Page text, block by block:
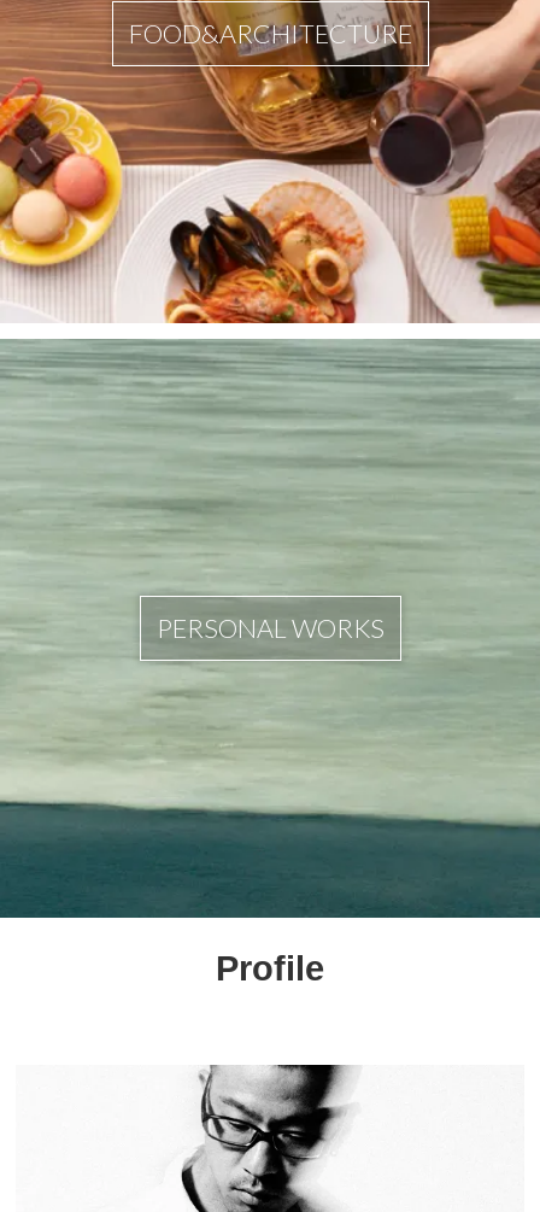
FOOD&ARCHITECTURE
PERSONAL WORKS
Profile